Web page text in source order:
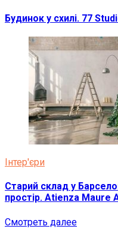
Будинок у схилі. 77
Інтер'єри
Старий склад у
простір. Atienza Maure
Смотреть далее